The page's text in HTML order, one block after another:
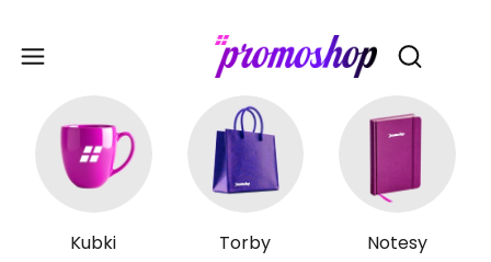
Otwórz
Kubki Torby Notesy